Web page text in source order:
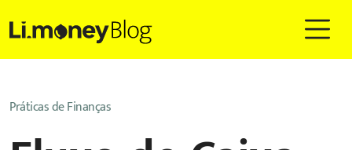
Práticas de Finanças